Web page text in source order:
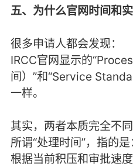
五、为什么官网时间和
很多申请人都会发现：
IRCC官网显示的
间）”和“Service
一样。
其实，两者本质完全不同
所谓“处理时间”，指的是
根据当前积压和审批速